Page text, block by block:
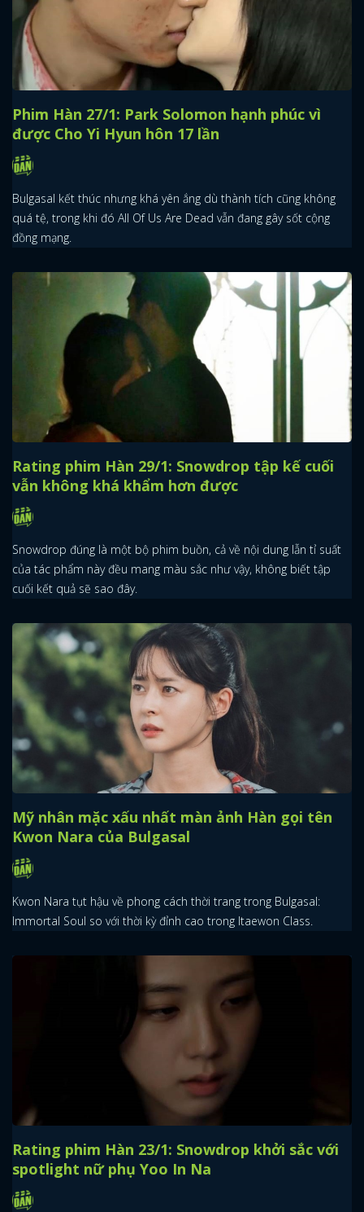
Phim Hàn 27/1: Park Solomon hạnh phúc vì
được Cho Yi Hyun hôn 17 lần
Bulgasal kết thúc nhưng khá yên ắng dù thành tích cũng không
quá tệ, trong khi đó All Of Us Are Dead vẫn đang gây sốt cộng
đồng mạng.
Rating phim Hàn 29/1: Snowdrop tập kế cuối
vẫn không khá khẩm hơn được
Snowdrop đúng là một bộ phim buồn, cả về nội dung lẫn tỉ suất
của tác phẩm này đều mang màu sắc như vậy, không biết tập
cuối kết quả sẽ sao đây.
Mỹ nhân mặc xấu nhất màn ảnh Hàn gọi tên
Kwon Nara của Bulgasal
Kwon Nara tụt hậu về phong cách thời trang trong Bulgasal:
Immortal Soul so với thời kỳ đỉnh cao trong Itaewon Class.
Rating phim Hàn 23/1: Snowdrop khởi sắc với
spotlight nữ phụ Yoo In Na